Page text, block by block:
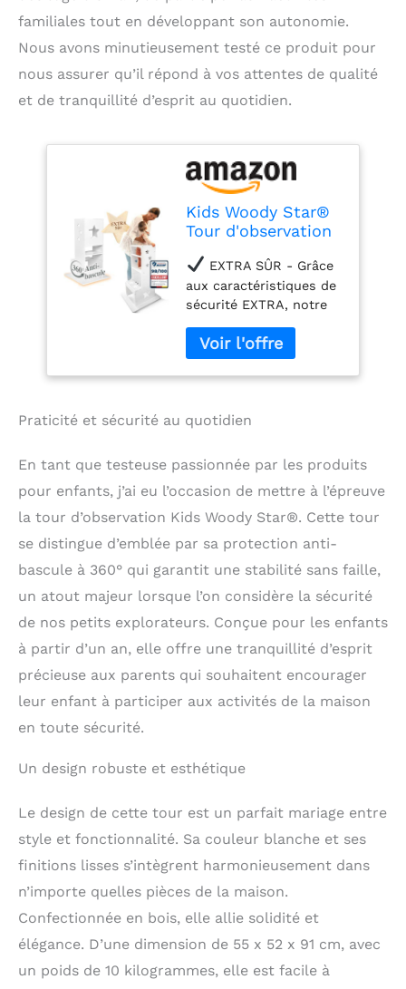
familiales tout en développant son autonomie.
Nous avons minutieusement testé ce produit pour
nous assurer qu’il répond à vos attentes de qualité
et de tranquillité d’esprit au quotidien.
Kids Woody Star®
Tour d'observation
ANTIBASCULE]
Tour
d'apprentissage
Montessori |
Réglable en
Hauteur | Sécurité
maximale à partir
Enfants | Blanc
EXTRA SÛR - Grâce
aux caractéristiques de
sécurité EXTRA, notre
SÛRE, STABLE &
SOLIDE. Protection
totale pour les tout-
de la marche. Grâce à la
contre le basculement à
360°, aux barres de
sécurité doubles et aux
champs antidérapants.
CONTRE LE
BASCULEMENT -
Innovation en matière
basculement grâce à
une plaque de fond
entourant tous les
côtés. Pour une
stabilité maximale &
les côtés!
aux pieds et aux
éléments latéraux
fermés, les tout-petits
tous côtés en toute
sécurité et près du
sécurité, l'une au niveau
du dos (fixe) et l'autre
Praticité et sécurité au quotidien
En tant que testeuse passionnée par les produits
pour enfants, j’ai eu l’occasion de mettre à l’épreuve
la tour d’observation Kids Woody Star®. Cette tour
se distingue d’emblée par sa protection anti-
bascule à 360° qui garantit une stabilité sans faille,
un atout majeur lorsque l’on considère la sécurité
de nos petits explorateurs. Conçue pour les enfants
à partir d’un an, elle offre une tranquillité d’esprit
précieuse aux parents qui souhaitent encourager
leur enfant à participer aux activités de la maison
en toute sécurité.
Un design robuste et esthétique
Le design de cette tour est un parfait mariage entre
style et fonctionnalité. Sa couleur blanche et ses
finitions lisses s’intègrent harmonieusement dans
n’importe quelles pièces de la maison.
Confectionnée en bois, elle allie solidité et
élégance. D’une dimension de 55 x 52 x 91 cm, avec
un poids de 10 kilogrammes, elle est facile à